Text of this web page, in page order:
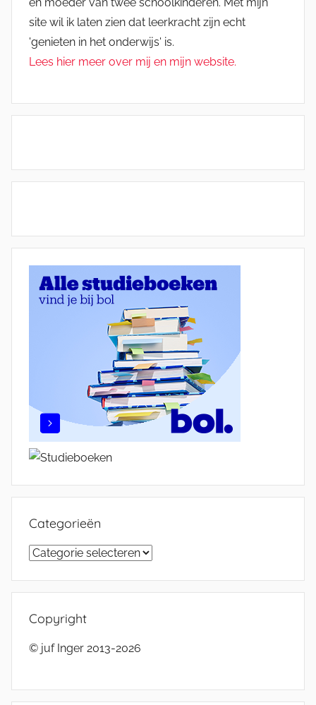
site wil ik laten zien dat leerkracht zijn echt
'genieten in het onderwijs' is.
Lees hier meer over mij en mijn website.
Categorieën
Categorieën
Copyright
© juf Inger 2013-2026